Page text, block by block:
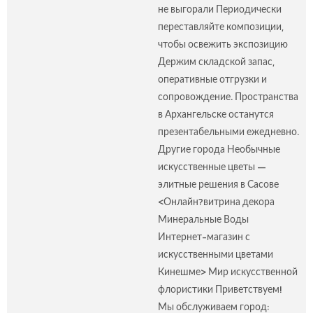
не выгорали Периодически
переставляйте композиции,
чтобы освежить экспозицию
Держим складской запас,
оперативные отгрузки и
сопровождение. Пространства
в Архангельске останутся
презентабельными ежедневно.
Другие города Необычные
искусственные цветы —
элитные решения в Сасове
<Онлайн?витрина декора
Минеральные Воды
Интернет-магазин с
искусственными цветами
Кинешме> Мир искусственной
флористики Приветствуем!
Мы обслуживаем город: